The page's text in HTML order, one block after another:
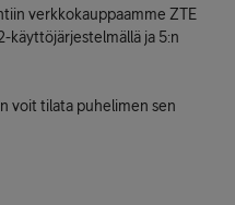
verkkokauppaamme ZTE
käyttöjärjestelmällä ja 5:n
voit tilata puhelimen sen